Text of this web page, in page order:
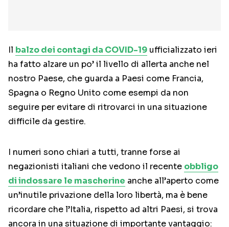
Il balzo dei contagi da COVID-19 ufficializzato ieri
ha fatto alzare un po’ il livello di allerta anche nel
nostro Paese, che guarda a Paesi come Francia,
Spagna o Regno Unito come esempi da non
seguire per evitare di ritrovarci in una situazione
difficile da gestire.
I numeri sono chiari a tutti, tranne forse ai
negazionisti italiani che vedono il recente obbligo
di indossare le mascherine anche all’aperto come
un’inutile privazione della loro libertà, ma è bene
ricordare che l’Italia, rispetto ad altri Paesi, si trova
ancora in una situazione di importante vantaggio: